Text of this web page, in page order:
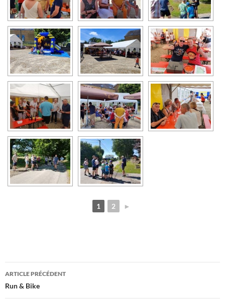
1 2 ►
Navigation
des
ARTICLE PRÉCÉDENT
Run & Bike